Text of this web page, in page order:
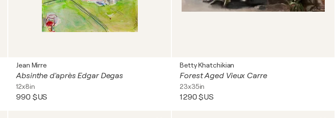
Jean Mirre
Absinthe d'après Edgar Degas
12x8in
990 $US
Betty Khatchikian
Forest Aged Vieux Carre
23x35in
1 290 $US